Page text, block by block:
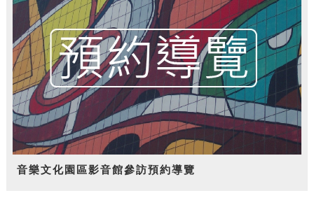
音樂文化園區影音館參訪預約導覽